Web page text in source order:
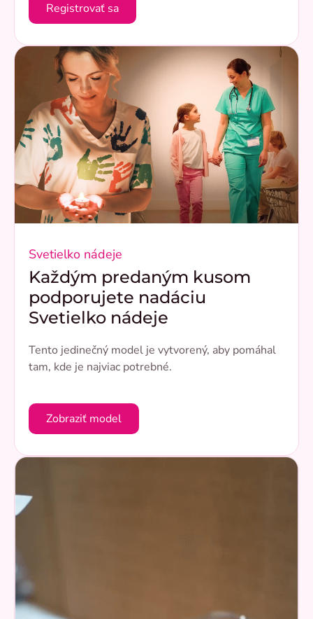
Registrovať sa
Svetielko nádeje
Každým predaným kusom
podporujete nadáciu
Svetielko nádeje
Tento jedinečný model je vytvorený, aby pomáhal
tam, kde je najviac potrebné.
Zobraziť model